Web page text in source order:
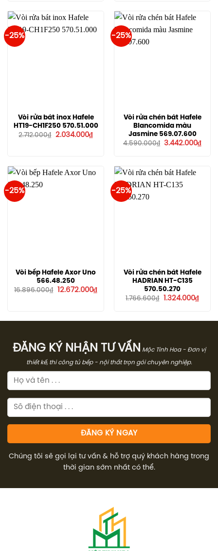
2.574.000₫.
-25%
Vòi rửa bát inox Hafele
HT19-CH1F250 570.51.000
2.712.000₫
Giá
2.034.000₫Giá
hiện
-25%
Vòi rửa chén bát Hafele
Blancomida màu
Jasmine 569.07.600
4.590.000₫ Giá
3.442.000₫Giá
hiện
-25%
Vòi bếp Hafele Axor Uno
566.48.250
16.896.000₫
Giá
12.672.000₫Giá
hiện
-25%
Vòi rửa chén bát Hafele
HADRIAN HT-C135
570.50.270
1.766.600₫
Giá
1.324.000₫Giá
hiện
ĐĂNG KÝ NHẬN TƯ VẤN Mộc Tinh Hoa - Đơn vị
thiết kế, thi công tủ bếp - nội thất trọn gói chuyên nghiệp.
Chúng tôi sẽ gọi lại tư vấn & hỗ trợ quý khách hàng trong
thời gian sớm nhất có thể.